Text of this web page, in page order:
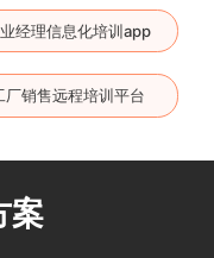
经理信息化培训app
厂销售远程培训平台
案